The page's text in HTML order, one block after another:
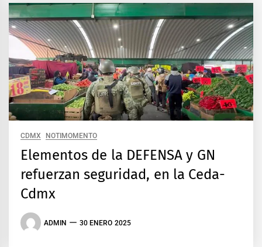
CDMX NOTIMOMENTO
Elementos de la DEFENSA y GN
refuerzan seguridad, en la Ceda-
Cdmx
ADMIN 30 ENERO 2025